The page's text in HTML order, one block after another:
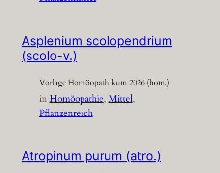
Asplenium scolopendrium
(scolo-v.)
Vorlage Homöopathikum 2026 (hom.)
inHomöopathie, Mittel
Pflanzenreich
Atropinum purum (atro.)